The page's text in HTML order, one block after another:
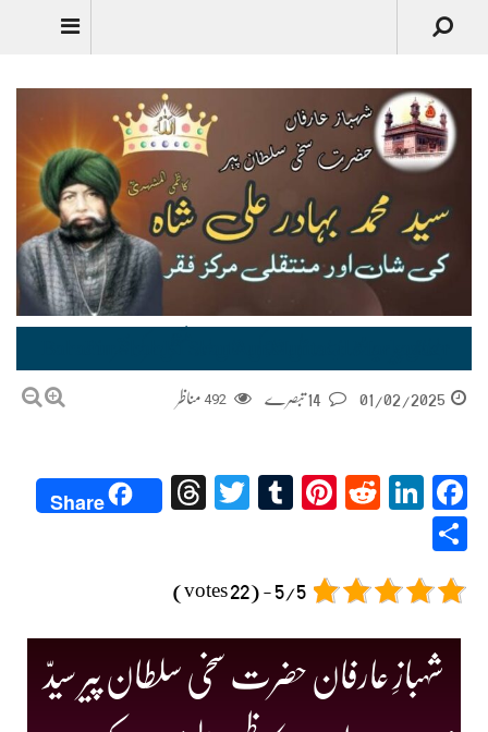
01/02/2025
492 مناظر
Facebook
LinkedIn
Reddit
Pinterest
Tumblr
Twitter
Threads
Share
5/5 - (22 votes)
شہبازِ عارفان حضرت سخی سلطان پیر سیدّ